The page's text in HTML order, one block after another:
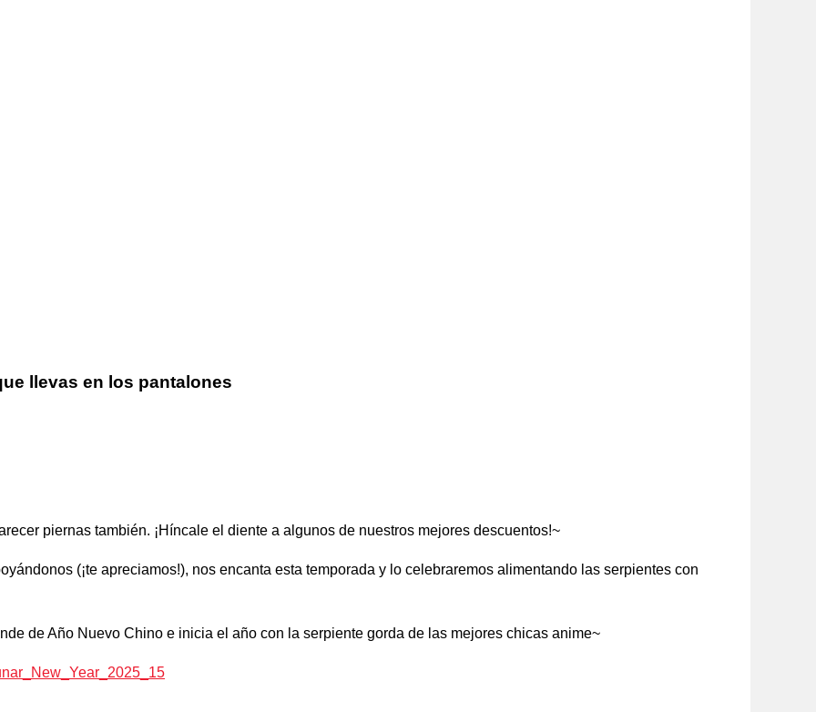
llevas en los pantalones
piernas también. ¡Híncale el diente a algunos de nuestros mejores descuentos!~
(¡te apreciamos!), nos encanta esta temporada y lo celebraremos alimentando las serpientes con
de Año Nuevo Chino e inicia el año con la serpiente gorda de las mejores chicas anime~